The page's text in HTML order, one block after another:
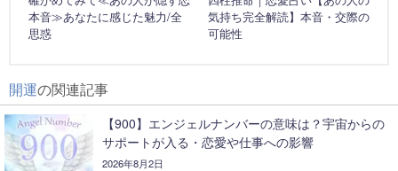
本音≫あなたに感じた魅力/全
思惑
気持ち完全解読】本音・交際の
可能性
開運の関連記事
【900】エンジェルナンバーの意味は？宇宙からの
サポートが入る・恋愛や仕事への影響
2026年8月2日